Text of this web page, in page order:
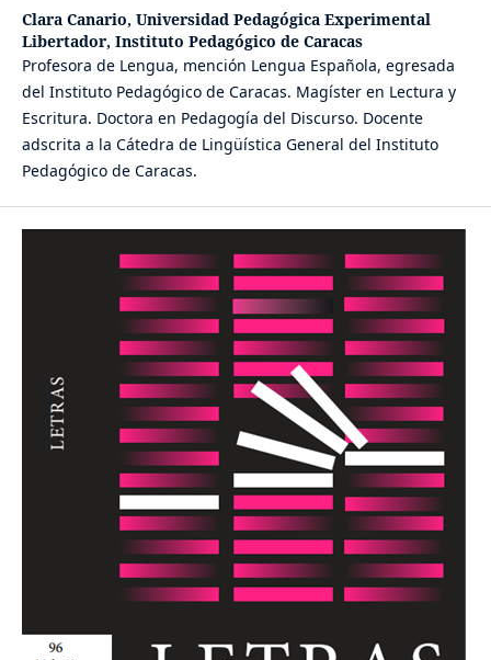
Clara Canario, Universidad Pedagógica Experimental
Libertador, Instituto Pedagógico de Caracas
Profesora de Lengua, mención Lengua Española, egresada
del Instituto Pedagógico de Caracas. Magíster en Lectura y
Escritura. Doctora en Pedagogía del Discurso. Docente
adscrita a la Cátedra de Lingüística General del Instituto
Pedagógico de Caracas.